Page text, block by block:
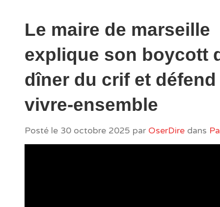
Le maire de marseille
explique son boycott
dîner du crif et défend
vivre-ensemble
Posté le 30 octobre 2025 par OserDire dans